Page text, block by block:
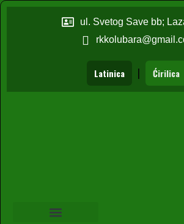
ul. Svetog Save bb;
Latinica | Ćirilica